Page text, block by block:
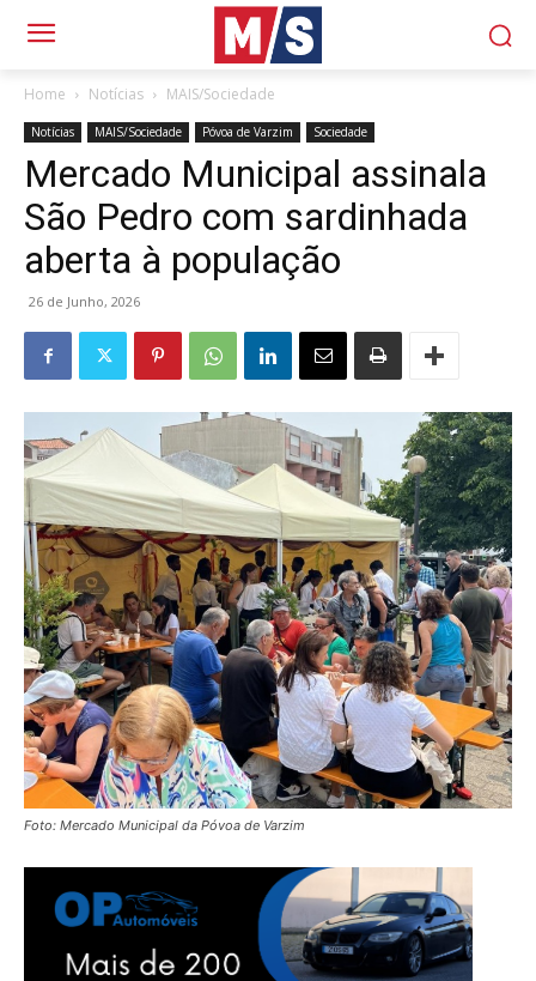
Home Notícias MAIS/Sociedade
Notícias MAIS/Sociedade Póvoa de Varzim Sociedade
Mercado Municipal assinala
São Pedro com sardinhada
aberta à população
26 de Junho, 2026
Foto: Mercado Municipal da Póvoa de Varzim